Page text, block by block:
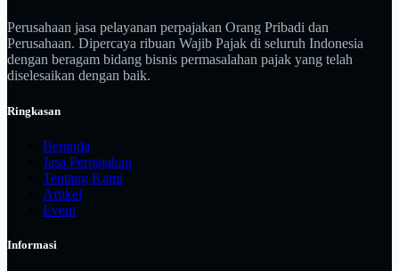
Perusahaan jasa pelayanan perpajakan Orang Pribadi dan
Perusahaan. Dipercaya ribuan Wajib Pajak di seluruh Indonesia
dengan beragam bidang bisnis permasalahan pajak yang telah
diselesaikan dengan baik.
Ringkasan
Beranda
Jasa Perpajakan
Tentang Kami
Artikel
Event
Informasi